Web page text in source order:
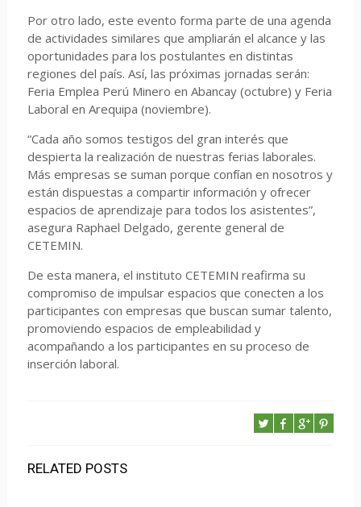
Por otro lado, este evento forma parte de una agenda
de actividades similares que ampliarán el alcance y las
oportunidades para los postulantes en distintas
regiones del país. Así, las próximas jornadas serán:
Feria Emplea Perú Minero en Abancay (octubre) y Feria
Laboral en Arequipa (noviembre).
“Cada año somos testigos del gran interés que
despierta la realización de nuestras ferias laborales.
Más empresas se suman porque confían en nosotros y
están dispuestas a compartir información y ofrecer
espacios de aprendizaje para todos los asistentes”,
asegura Raphael Delgado, gerente general de
CETEMIN.
De esta manera, el instituto CETEMIN reafirma su
compromiso de impulsar espacios que conecten a los
participantes con empresas que buscan sumar talento,
promoviendo espacios de empleabilidad y
acompañando a los participantes en su proceso de
inserción laboral.
RELATED POSTS